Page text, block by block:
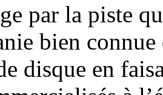
par la piste
bien
disque en